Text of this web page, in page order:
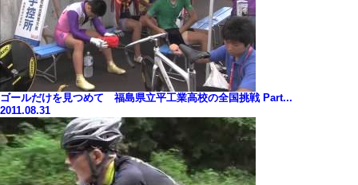
ゴールだけを見つめて 福島県立平工業高校の全国挑戦 Part...
2011.08.31